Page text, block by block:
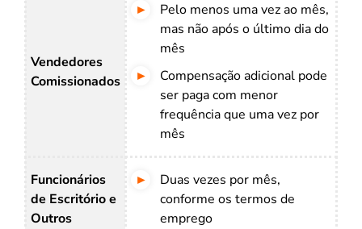
Vendedores
Comissionados
Pelo menos uma vez ao mês,
mas não após o último dia do
mês
Compensação adicional pode
ser paga com menor
frequência que uma vez por
mês
Funcionários
de Escritório e
Outros
Duas vezes por mês,
conforme os termos de
emprego